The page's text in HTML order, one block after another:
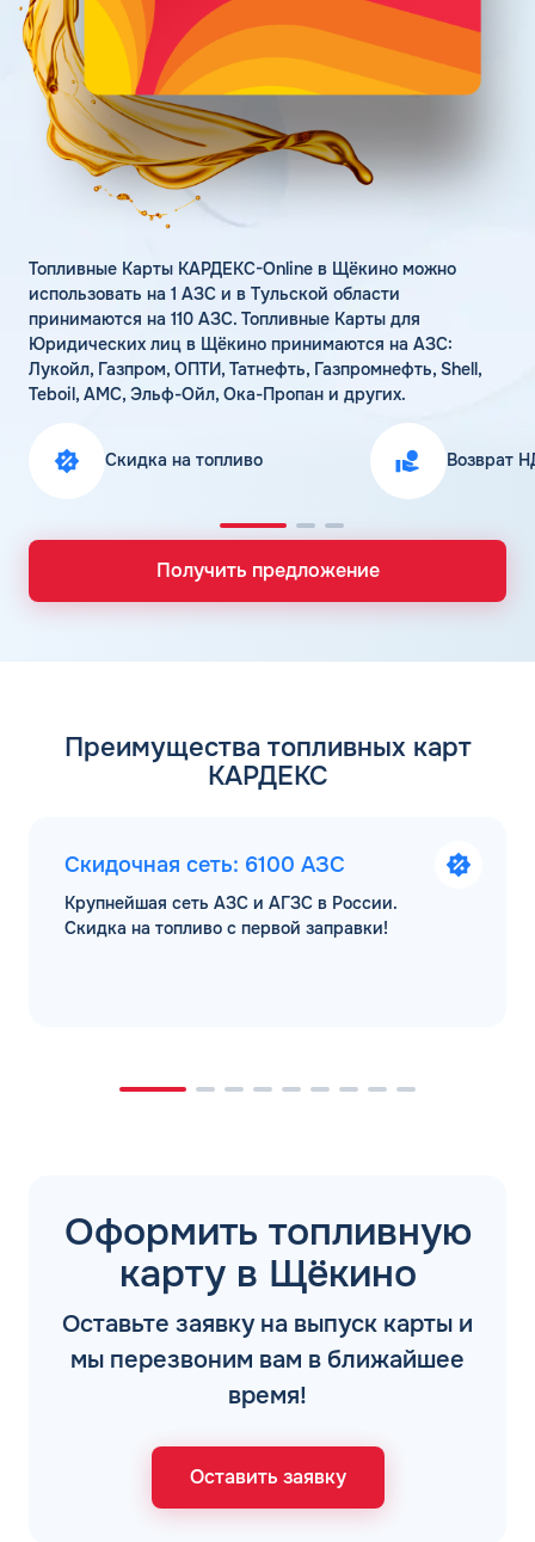
Статьи
Цена бензина и ДТ
Личный кабинет
Карта АЗС
Получить консультацию
Топливные Карты КАРДЕКС-Online в Щёкино можно
использовать на 1 АЗС и в Тульской области
принимаются на 110 АЗС. Топливные Карты для
Юридических лиц в Щёкино принимаются на АЗС:
Лукойл, Газпром, ОПТИ, Татнефть, Газпромнефть, Shell,
Teboil, АМС, Эльф-Ойл, Ока-Пропан и других.
Скидка на топливо Возврат
Получить предложение
Преимущества топливных карт
КАРДЕКС
Скидочная сеть: 6100 АЗС
Крупнейшая сеть АЗС и АГЗС в России.
Скидка на топливо с первой заправки!
Оформить топливную
карту в Щёкино
Оставьте заявку на выпуск карты и
мы перезвоним вам в ближайшее
время!
Оставить заявку